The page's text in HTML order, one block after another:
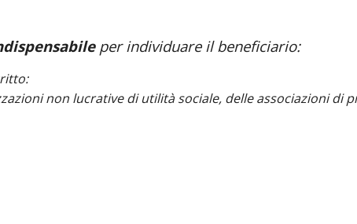
per individuareilbeneficiario:
non lucrative di utilità sociale, delle associazioni di